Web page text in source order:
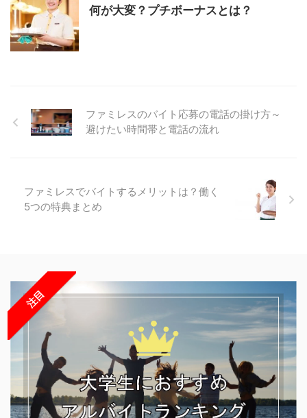
何が大変？プチボーナスとは？
ファミレスのバイト応募の電話の掛け方～
避けたい時間帯と電話の流れ
ファミレスでバイトするメリットは？働く
5つの特典まとめ
注目